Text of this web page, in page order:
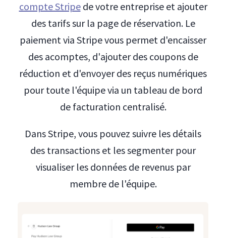
compte Stripede votre entreprise et ajouter
des tarifs sur la page de réservation. Le
paiement via Stripe vous permet d'encaisser
des acomptes, d'ajouter des coupons de
réduction et d'envoyer des reçus numériques
pour toute l'équipe via un tableau de bord
de facturation centralisé.
Dans Stripe, vous pouvez suivre les détails
des transactions et les segmenter pour
visualiser les données de revenus par
membre de l'équipe.